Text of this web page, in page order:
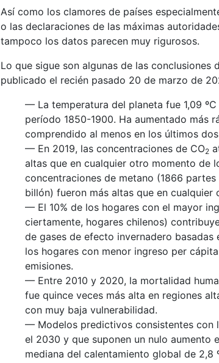
Así como los clamores de países
o las declaraciones de las máximas
tampoco los datos parecen muy rigurosos.
Lo que sigue son algunas de las conclusiones
publicado el recién pasado 20 de marzo de
— La temperatura del planeta fue 1,09
período 1850-1900. Ha aumentado más
comprendido al menos en los últimos
— En 2019, las concentraciones de CO2
altas que en cualquier otro momento de
concentraciones de metano (1866
billón) fueron más altas que en
— El 10% de los hogares con el mayor
ciertamente, hogares chilenos)
de gases de efecto invernadero
los hogares con menor ingreso per
emisiones.
— Entre 2010 y 2020, la mortalidad
fue quince veces más alta en regiones
con muy baja vulnerabilidad.
— Modelos predictivos consistentes con
el 2030 y que suponen un nulo aumento
mediana del calentamiento global de 2,8